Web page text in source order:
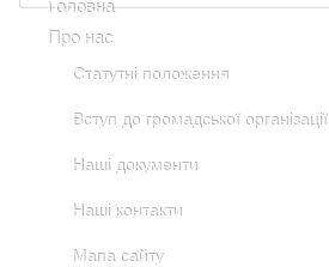
Головна
Про нас
Статутні положення
Вступ до громадської організації
Наші документи
Наші контакти
Мапа сайту